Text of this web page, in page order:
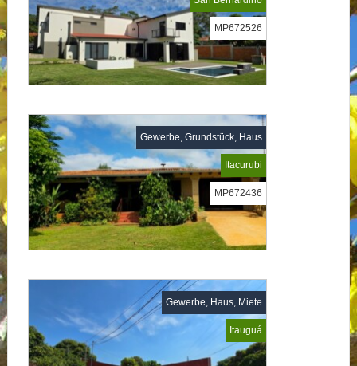
MP672526
Gewerbe, Grundstück, Haus
Itacurubi
MP672436
Gewerbe, Haus, Miete
Itauguá